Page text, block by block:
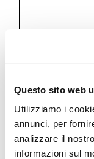
Questo sito web
Utilizziamo i
annunci, per
analizzare il
informazioni sul
Rain
12 mm